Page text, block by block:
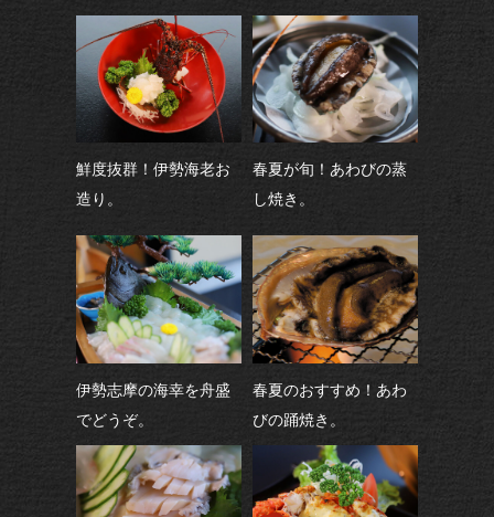
鮮度抜群！伊勢海老お
造り。
春夏が旬！あわびの蒸
し焼き。
伊勢志摩の海幸を舟盛
でどうぞ。
春夏のおすすめ！あわ
びの踊焼き。